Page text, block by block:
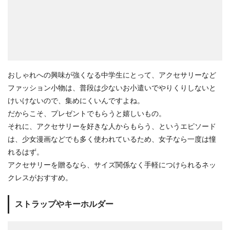
おしゃれへの興味が強くなる中学生にとって、アクセサリーなど
ファッション小物は、普段は少ないお小遣いでやりくりしないと
けいけないので、集めにくいんですよね。
だからこそ、プレゼントでもらうと嬉しいもの。
それに、アクセサリーを好きな人からもらう、というエピソード
は、少女漫画などでも多く使われているため、女子なら一度は憧
れるはず。
アクセサリーを贈るなら、サイズ関係なく手軽につけられるネッ
クレスがおすすめ。
ストラップやキーホルダー